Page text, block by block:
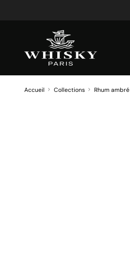
Accueil Collections Rhum ambré